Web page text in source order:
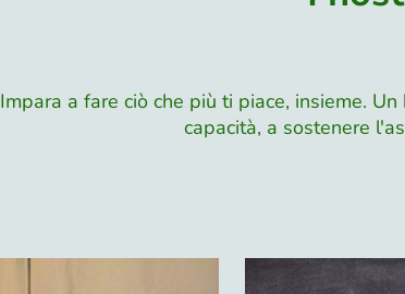
Impara a fare ciò che più ti piace, insieme.
capacità, a sostenere